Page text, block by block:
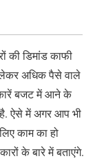
की डिमांड काफी
लेकर अधिक पैसे वाले
बजट में आने के
है. ऐसे में अगर आप भी
काम का हो
के बारे में बताएंगे.